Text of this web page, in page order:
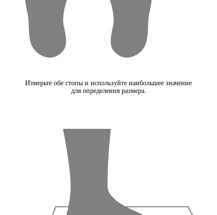
Измерьте обе стопы и используйте наибольшее значение
для определения размера.